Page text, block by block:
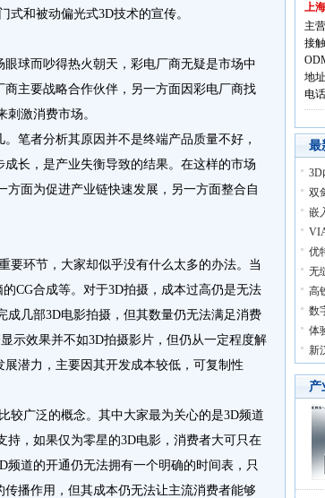
式和被动偏光式3D技术的宣传。
球而吵得热火朝天，彩电厂商无疑是市场中
主要战略合作伙伴，另一方面因彩电厂商找
激消费市场。
者分析其原因并不是终端产品质量不好，
长，是产业失衡导致的结果。在这样的市场
面为促进产业链快速发展，另一方面整合自
环节，大家却似乎没有什么太多的办法。当
CG合成等。对于3D拍摄，成本过高仍是无法
几部3D电影拍摄，但其数量仍无法满足消费
示效果并不如3D拍摄影片，但仍从一定程度解
潜力，主要因其开发成本较低，可复制性
广泛的概念。其中大家最为关心的是3D频道
持，如果仅为零星的3D电影，消费者大可只在
道的开通仍无法拥有一个明确的时间表，只
播作用，但其成本仍无法让主流消费者能够
上
主
接
地
电
最
3D
双
嵌
优
无
高
数
体
新
产